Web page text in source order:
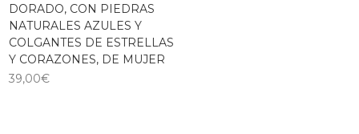
DORADO, CON PIEDRAS
NATURALES AZULES Y
COLGANTES DE ESTRELLAS
Y CORAZONES, DE MUJER
39,00€